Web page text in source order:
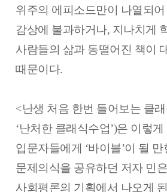
위주의 에피소드만이 나열되
감상에 불과하거나, 지나치게
사람들의 삶과 동떨어진 책이
때문이다.
<난생 처음 한번 들어보는 클
‘난처한 클래식수업’)은 이렇
입문자들에게 ‘바이블’이 될
문제의식을 공유하던 저자 민
사회평론의 기획에서 나오게